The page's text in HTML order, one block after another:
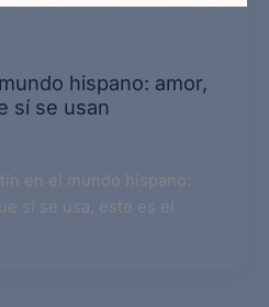
hispano: amor,
sí se usan
en el mundo hispano:
sí se usa, este es el